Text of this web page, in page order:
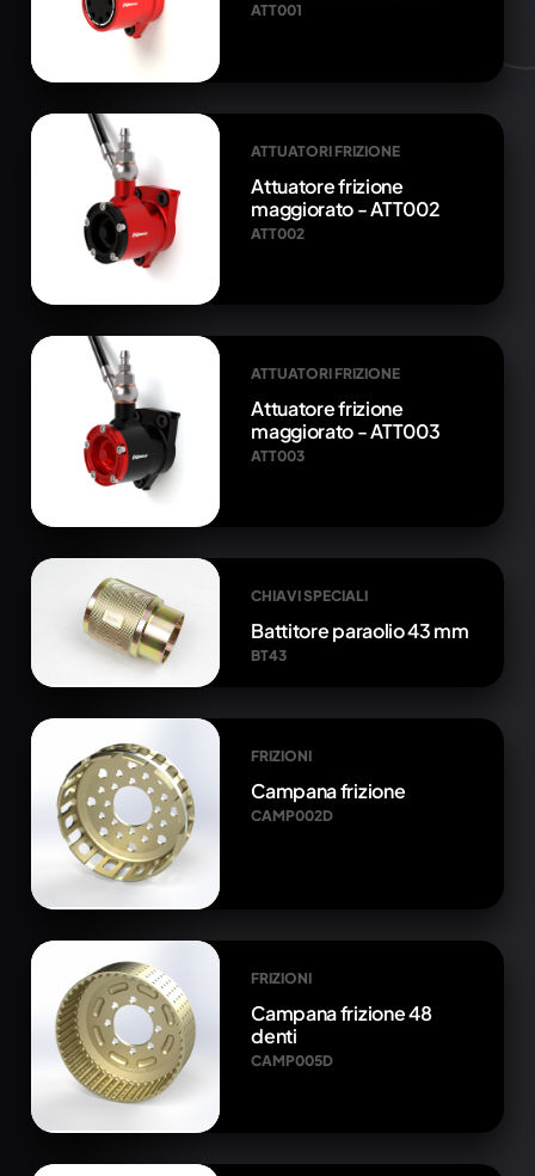
ATT001
ATTUATORI FRIZIONE
Attuatore frizione
maggiorato - ATT002
ATT002
ATTUATORI FRIZIONE
Attuatore frizione
maggiorato - ATT003
ATT003
CHIAVI SPECIALI
Battitore paraolio 43 mm
BT43
FRIZIONI
Campana frizione
CAMP002D
FRIZIONI
Campana frizione 48
denti
CAMP005D